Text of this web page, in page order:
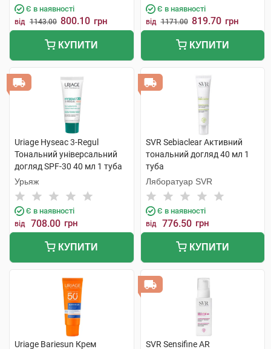
Є в наявності
від 1143.00 800.10 грн
КУПИТИ
Є в наявності
від 1171.00 819.70 грн
КУПИТИ
Uriage Hyseac 3-Regul
Тональний універсальний
догляд SPF-30 40 мл 1 туба
Урьяж
Є в наявності
від 708.00 грн
КУПИТИ
SVR Sebiaclear Активний
тональний догляд 40 мл 1
туба
Ляборатуар SVR
Є в наявності
від 776.50 грн
КУПИТИ
Uriage Bariesun Крем SVR Sensifine AR